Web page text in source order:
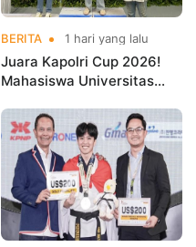
BERITA 1 hari yang lalu
Juara Kapolri Cup 2026!
Mahasiswa Universitas
Nama Kampus di Kejurnas
Taekwondo